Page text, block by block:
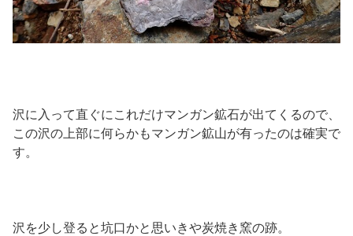
沢に入って直ぐにこれだけマンガン鉱石が出てくるので、
この沢の上部に何らかもマンガン鉱山が有ったのは確実で
す。
沢を少し登ると坑口かと思いきや炭焼き窯の跡。